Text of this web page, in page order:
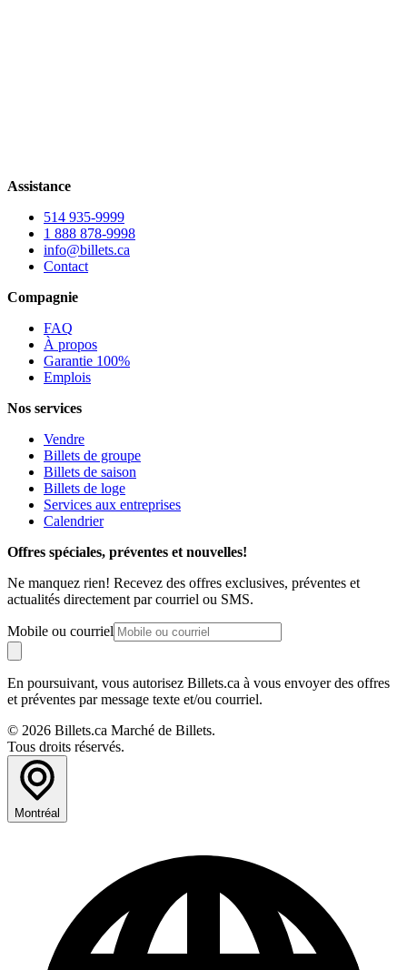
Assistance
514 935-9999
1 888 878-9998
info@billets.ca
Contact
Compagnie
FAQ
À propos
Garantie 100%
Emplois
Nos services
Vendre
Billets de groupe
Billets de saison
Billets de loge
Services aux entreprises
Calendrier
Offres spéciales, préventes et nouvelles!
Ne manquez rien! Recevez des offres exclusives, préventes et
actualités directement par courriel ou SMS.
Mobile ou courriel
En poursuivant, vous autorisez Billets.ca à vous envoyer des offres
et préventes par message texte et/ou courriel.
© 2026 Billets.ca Marché de Billets.
Tous droits réservés.
Montréal